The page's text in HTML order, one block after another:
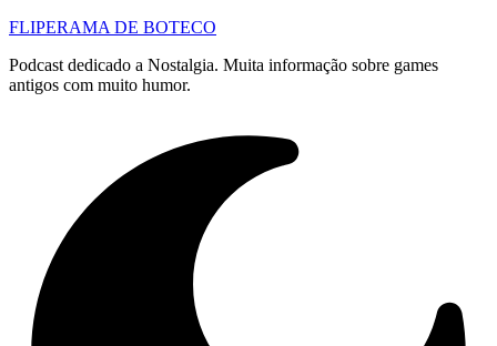
FLIPERAMA DE BOTECO
Podcast dedicado a Nostalgia. Muita informação sobre games
antigos com muito humor.